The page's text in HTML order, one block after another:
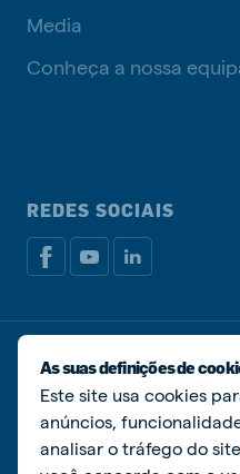
Media
Conheça a nossa
REDES SOCIAIS
Política de privacidade
Livro de Reclamações
© De Heus Nutrição Animal
As suas definições de
Este site usa cookies
anúncios,
analisar o tráfego do